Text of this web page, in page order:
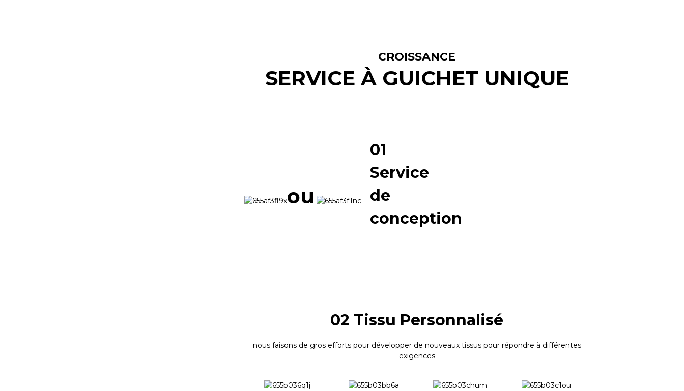
CROISSANCE
SERVICE À GUICHET UNIQUE
ou
01
Service
de
conception
02 Tissu Personnalisé
nous faisons de gros efforts pour développer de nouveaux tissus pour répondre à différentes
exigences